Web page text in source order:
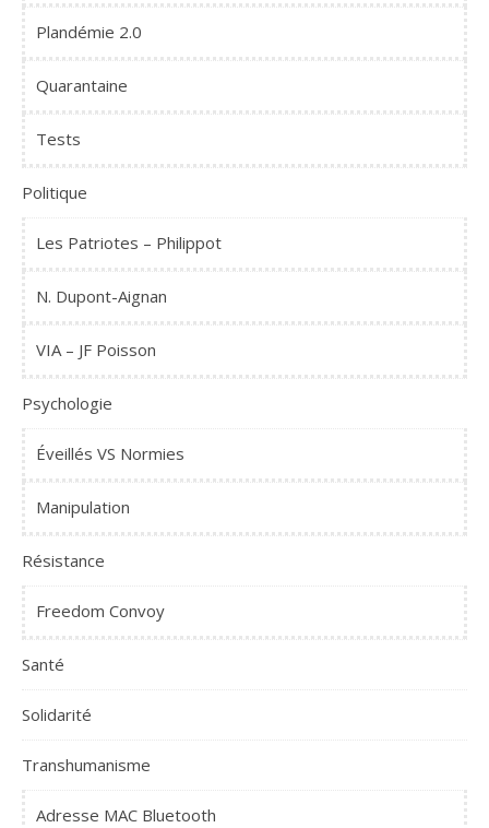
Plandémie 2.0
Quarantaine
Tests
Politique
Les Patriotes – Philippot
N. Dupont-Aignan
VIA – JF Poisson
Psychologie
Éveillés VS Normies
Manipulation
Résistance
Freedom Convoy
Santé
Solidarité
Transhumanisme
Adresse MAC Bluetooth